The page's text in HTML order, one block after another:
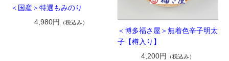
＜国産＞特選もみのり
4,980円 （税込み）
＜博多福さ屋＞無着色辛子明太
子【樽入り】
4,200円
（税込み）